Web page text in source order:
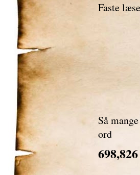
Faste
Så
ord
698,826